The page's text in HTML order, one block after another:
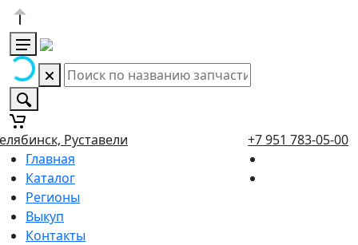
Руставели
+7 951 783-05-00
Главная
Каталог
Регионы
Выкуп
Контакты